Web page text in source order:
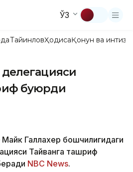
ЎЗ
ТайинловҲодисаҚонун ва
буюрди
Галлахер бошчилигидаги
Тайванга ташриф
NBC News.